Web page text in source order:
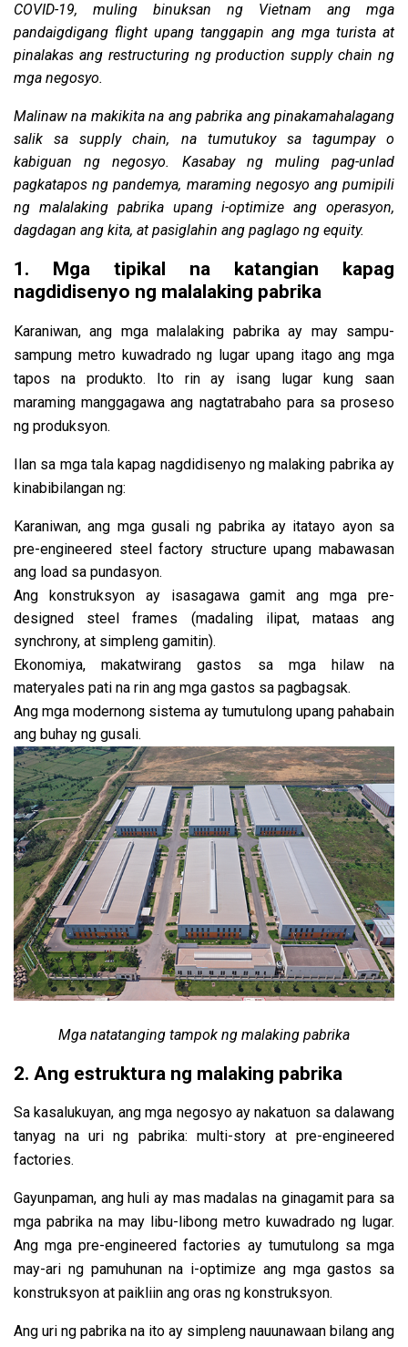
7. Malalaking guhit ng workshop
COVID-19, muling binuksan ng Vietnam ang mga
pandaigdigang flight upang tanggapin ang mga turista at
pinalakas ang restructuring ng production supply chain ng
mga negosyo.
Malinaw na makikita na ang pabrika ang pinakamahalagang
salik sa supply chain, na tumutukoy sa tagumpay o
kabiguan ng negosyo. Kasabay ng muling pag-unlad
pagkatapos ng pandemya, maraming negosyo ang pumipili
ng malalaking pabrika upang i-optimize ang operasyon,
dagdagan ang kita, at pasiglahin ang paglago ng equity.
1. Mga tipikal na katangian kapag
nagdidisenyo ng malalaking pabrika
Karaniwan, ang mga malalaking pabrika ay may ​​​​sampu-
sampung metro kuwadrado ng lugar upang itago ang mga
tapos na produkto. Ito rin ay isang lugar kung saan
maraming manggagawa ang nagtatrabaho para sa proseso
ng produksyon.
Ilan sa mga tala kapag nagdidisenyo ng malaking pabrika ay
kinabibilangan ng:
Karaniwan, ang mga gusali ng pabrika ay itatayo ayon sa
pre-engineered steel factory structure upang mabawasan
ang load sa pundasyon.
Ang konstruksyon ay isasagawa gamit ang mga pre-
designed steel frames (madaling ilipat, mataas ang
synchrony, at simpleng gamitin).
Ekonomiya, makatwirang gastos sa mga hilaw na
materyales pati na rin ang mga gastos sa pagbagsak.
Ang mga modernong sistema ay tumutulong upang pahabain
ang buhay ng gusali.
Mga natatanging tampok ng malaking pabrika
2. Ang estruktura ng malaking pabrika
Sa kasalukuyan, ang mga negosyo ay nakatuon sa dalawang
tanyag na uri ng pabrika: multi-story at pre-engineered
factories.
Gayunpaman, ang huli ay mas madalas na ginagamit para sa
mga pabrika na may libu-libong metro kuwadrado ng lugar.
Ang mga pre-engineered factories ay tumutulong sa mga
may-ari ng pamuhunan na i-optimize ang mga gastos sa
konstruksyon at paikliin ang oras ng konstruksyon.
Ang uri ng pabrika na ito ay simpleng nauunawaan bilang ang